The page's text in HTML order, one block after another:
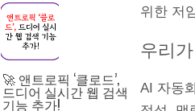
🚀 앤트로픽 ‘클로드’,
드디어 실시간 웹 검색
기능 추가!
위한 저
우리
AI 자동